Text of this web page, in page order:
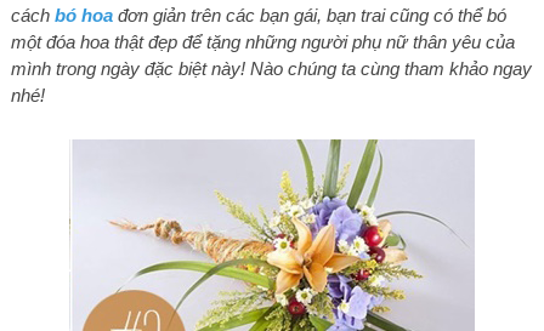
cách bó hoađơn giản trên các bạn gái, bạn trai cũng có thể bó
một đóa hoa thật đẹp để tặng những người phụ nữ thân yêu của
mình trong ngày đặc biệt này! Nào chúng ta cùng tham khảo ngay
nhé!